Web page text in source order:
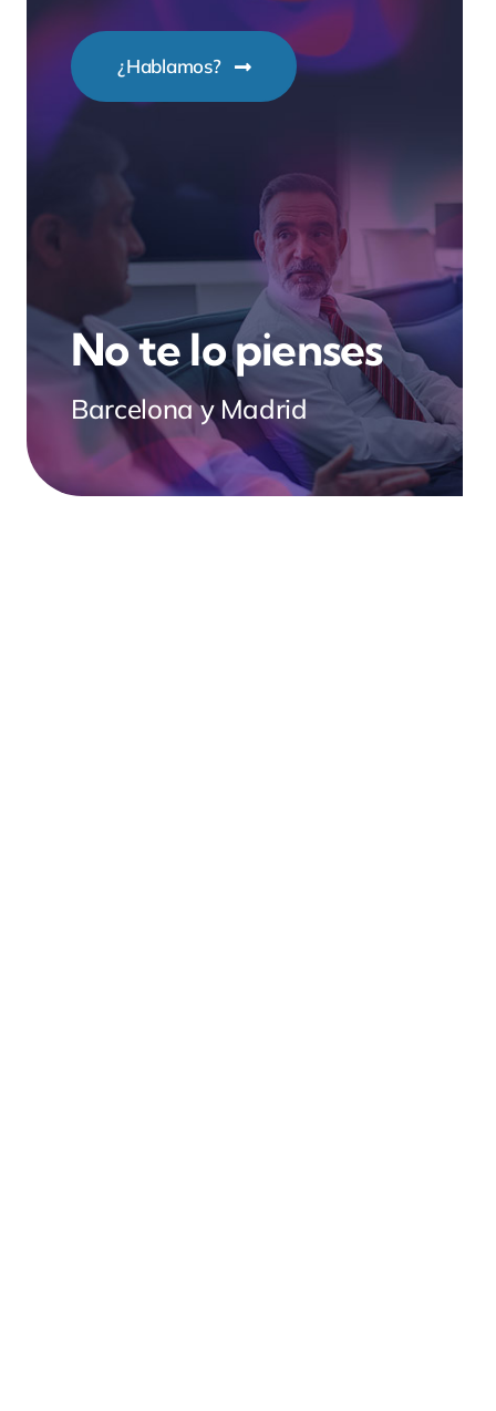
¿Hablamos?
No te lo pienses
Barcelona y Madrid